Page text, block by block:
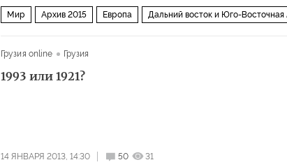
Мир Архив 2015 Европа Дальний восток и Юго-Восточная
Грузия online Грузия
1993 или 1921?
14 ЯНВАРЯ 2013, 14:30 50 31